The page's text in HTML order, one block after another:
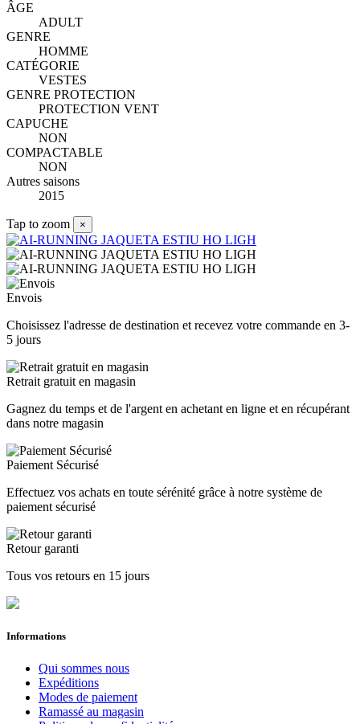
ÂGE
ADULT
GENRE
HOMME
CATÉGORIE
VESTES
GENRE PROTECTION
PROTECTION VENT
CAPUCHE
NON
COMPACTABLE
NON
Autres saisons
2015
Tap to zoom ×
Envois
Choisissez l'adresse de destination et recevez votre commande en 3-
5 jours
Retrait gratuit en magasin
Gagnez du temps et de l'argent en achetant en ligne et en récupérant
dans notre magasin
Paiement Sécurisé
Effectuez vos achats en toute sérénité grâce à notre système de
paiement sécurisé
Retour garanti
Tous vos retours en 15 jours
Informations
Qui sommes nous
Expéditions
Modes de paiement
Ramassé au magasin